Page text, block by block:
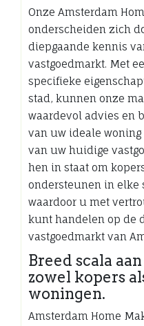
Onze Amsterdam
onderscheiden zich
diepgaande kennis
vastgoedmarkt. Met
specifieke
stad, kunnen onze
waardevol advies en
van uw ideale
van uw huidige
hen in staat om
ondersteunen in elke
waardoor u met
kunt handelen op de
vastgoedmarkt van
Breed scala
zowel kopers
woningen.
Amsterdam Home